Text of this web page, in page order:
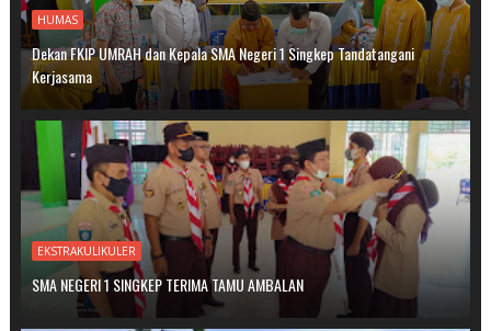
HUMAS
Dekan FKIP UMRAH dan Kepala SMA Negeri 1 Singkep Tandatangani
Kerjasama
EKSTRAKULIKULER
SMA NEGERI 1 SINGKEP TERIMA TAMU AMBALAN